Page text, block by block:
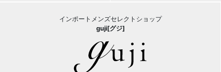
インポートメンズセレクトショップ
guji[グジ]